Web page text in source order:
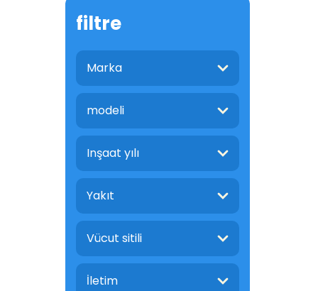
filtre
Marka
modeli
Inşaat yılı
Yakıt
Vücut sitili
İletim